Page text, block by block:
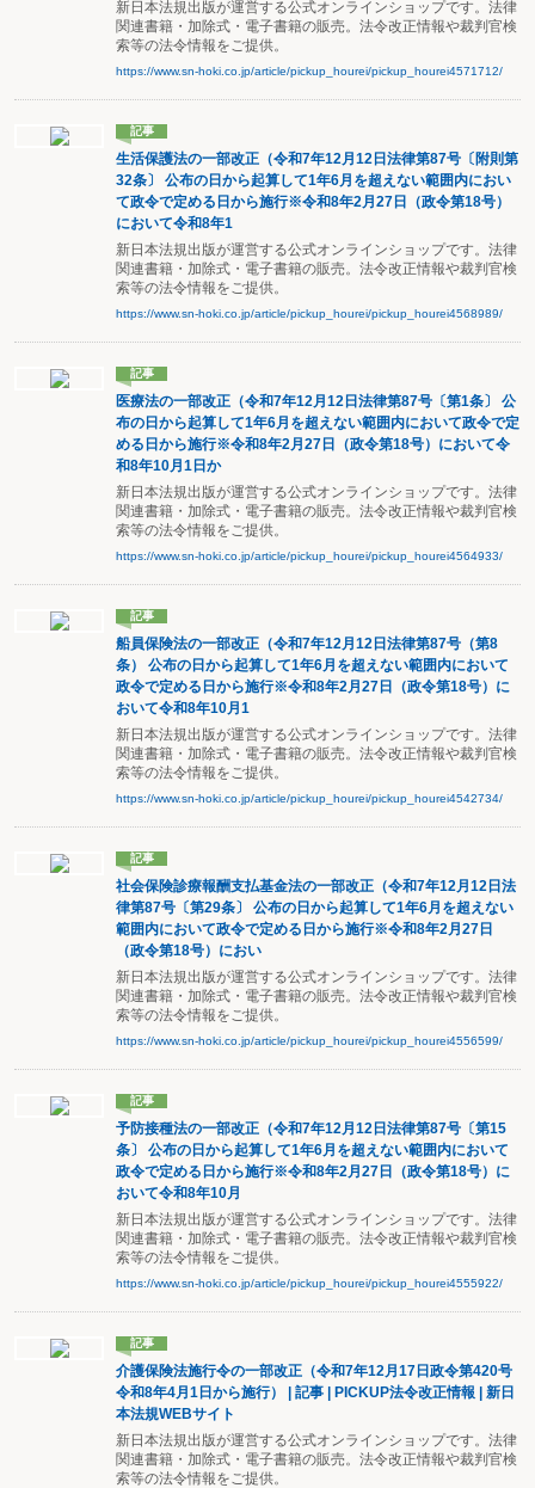
新日本法規出版が運営する公式オンラインショップです。法律
関連書籍・加除式・電子書籍の販売。法令改正情報や裁判官検
索等の法令情報をご提供。
https://www.sn-hoki.co.jp/article/pickup_hourei/pickup_hourei4571712/
記事
生活保護法の一部改正（令和7年12月12日法律第87号〔附則第
32条〕 公布の日から起算して1年6月を超えない範囲内におい
て政令で定める日から施行※令和8年2月27日（政令第18号）
において令和8年1
新日本法規出版が運営する公式オンラインショップです。法律
関連書籍・加除式・電子書籍の販売。法令改正情報や裁判官検
索等の法令情報をご提供。
https://www.sn-hoki.co.jp/article/pickup_hourei/pickup_hourei4568989/
記事
医療法の一部改正（令和7年12月12日法律第87号〔第1条〕 公
布の日から起算して1年6月を超えない範囲内において政令で定
める日から施行※令和8年2月27日（政令第18号）において令
和8年10月1日か
新日本法規出版が運営する公式オンラインショップです。法律
関連書籍・加除式・電子書籍の販売。法令改正情報や裁判官検
索等の法令情報をご提供。
https://www.sn-hoki.co.jp/article/pickup_hourei/pickup_hourei4564933/
記事
船員保険法の一部改正（令和7年12月12日法律第87号（第8
条） 公布の日から起算して1年6月を超えない範囲内において
政令で定める日から施行※令和8年2月27日（政令第18号）に
おいて令和8年10月1
新日本法規出版が運営する公式オンラインショップです。法律
関連書籍・加除式・電子書籍の販売。法令改正情報や裁判官検
索等の法令情報をご提供。
https://www.sn-hoki.co.jp/article/pickup_hourei/pickup_hourei4542734/
記事
社会保険診療報酬支払基金法の一部改正（令和7年12月12日法
律第87号〔第29条〕 公布の日から起算して1年6月を超えない
範囲内において政令で定める日から施行※令和8年2月27日
（政令第18号）におい
新日本法規出版が運営する公式オンラインショップです。法律
関連書籍・加除式・電子書籍の販売。法令改正情報や裁判官検
索等の法令情報をご提供。
https://www.sn-hoki.co.jp/article/pickup_hourei/pickup_hourei4556599/
記事
予防接種法の一部改正（令和7年12月12日法律第87号〔第15
条〕 公布の日から起算して1年6月を超えない範囲内において
政令で定める日から施行※令和8年2月27日（政令第18号）に
おいて令和8年10月
新日本法規出版が運営する公式オンラインショップです。法律
関連書籍・加除式・電子書籍の販売。法令改正情報や裁判官検
索等の法令情報をご提供。
https://www.sn-hoki.co.jp/article/pickup_hourei/pickup_hourei4555922/
記事
介護保険法施行令の一部改正（令和7年12月17日政令第420号
令和8年4月1日から施行） | 記事 | PICKUP法令改正情報 | 新日
本法規WEBサイト
新日本法規出版が運営する公式オンラインショップです。法律
関連書籍・加除式・電子書籍の販売。法令改正情報や裁判官検
索等の法令情報をご提供。